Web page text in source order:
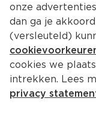
DuParc
2p
onze
dan ga je
(versleuteld)
cookies we
intrekken. Lees
privacy